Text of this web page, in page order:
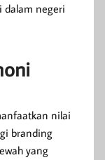
dalam negeri
nilai
branding
yang